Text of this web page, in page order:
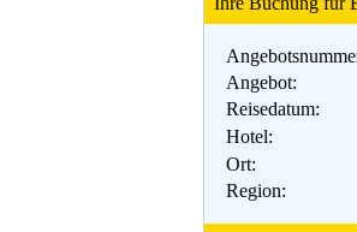
Angebot:
Reisedatum:
Hotel:
Ort:
Region: